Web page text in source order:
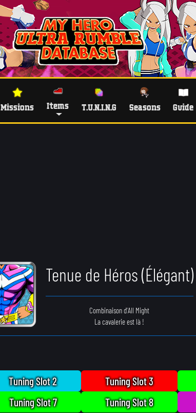
Missions Items T.U.N.I.N.G Seasons Guide
Tenue de Héros (Élégant)
Combinaison d'All Might
La cavalerie est là !
Tuning Slot 2 Tuning Slot 3
Tuning Slot 7 Tuning Slot 8